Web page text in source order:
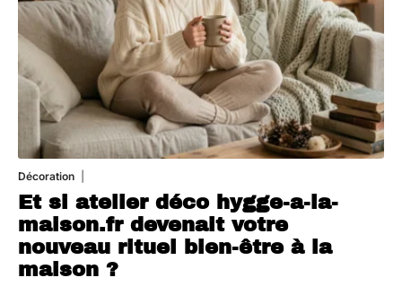
Décoration
Et si atelier déco hygge-a-la-
maison.fr devenait votre
nouveau rituel bien-être à la
maison ?